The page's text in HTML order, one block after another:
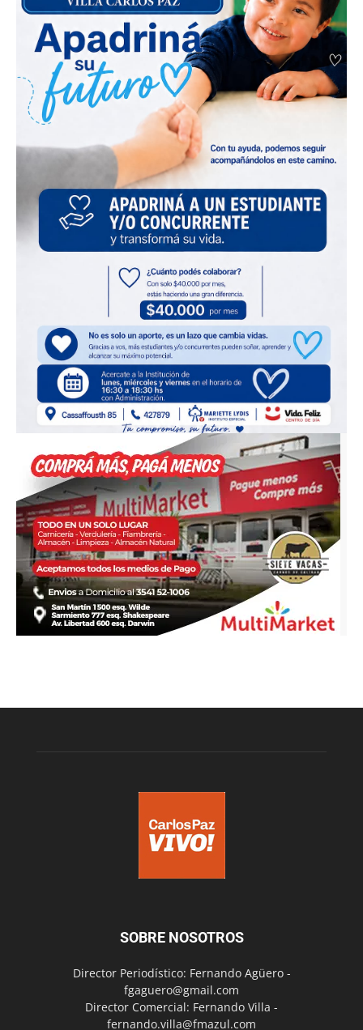
SOBRE NOSOTROS
Director Periodístico: Fernando Agüero -
fgaguero@gmail.com
Director Comercial: Fernando Villa -
fernando.villa@fmazul.com